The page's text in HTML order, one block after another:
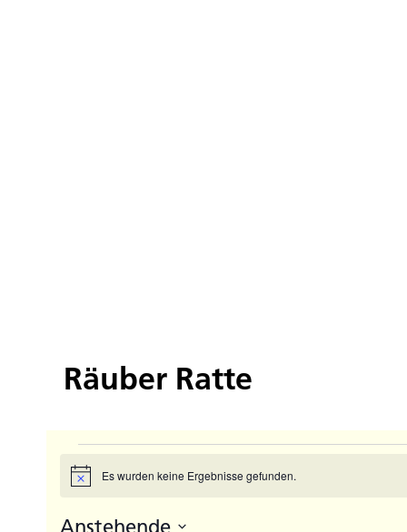
Räuber Ratte
Veranstaltungen
HinweisEs wurden keine Ergebnisse gefunden.
Anstehende